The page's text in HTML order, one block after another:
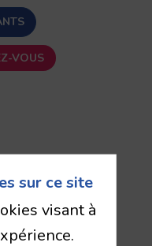
VOUS
sur ce site
visant à